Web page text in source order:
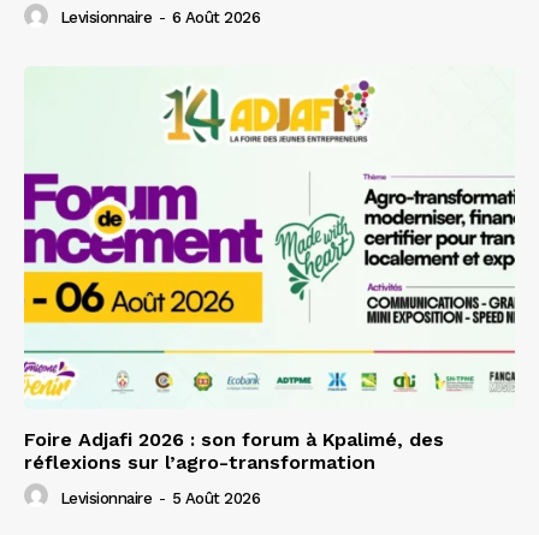
Levisionnaire - 6 Août 2026
Foire Adjafi 2026 : son forum à Kpalimé, des
réflexions sur l’agro-transformation
Levisionnaire - 5 Août 2026